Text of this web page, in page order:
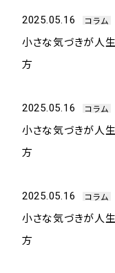
2025.05.16 コラム
小さな気づきが人
方
2025.05.16 コラム
小さな気づきが人
方
2025.05.16 コラム
小さな気づきが人
方